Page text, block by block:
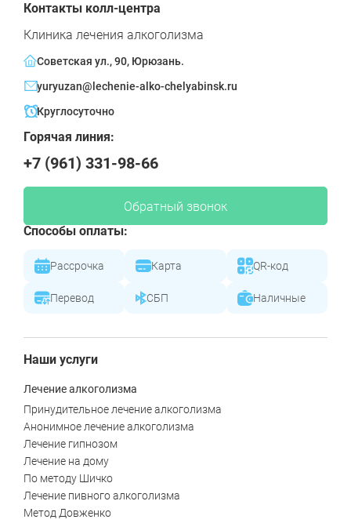
Контакты колл-центра
Клиника лечения алкоголизма
Советская ул., 90, Юрюзань.
yuryuzan@lechenie-alko-chelyabinsk.ru
Круглосуточно
Горячая линия:
+7 (961) 331-98-66
Обратный звонок
Способы оплаты:
Рассрочка Карта QR-код
Перевод СБП Наличные
Наши услуги
Лечение алкоголизма
Принудительное лечение алкоголизма
Анонимное лечение алкоголизма
Лечение гипнозом
Лечение на дому
По методу Шичко
Лечение пивного алкоголизма
Метод Довженко